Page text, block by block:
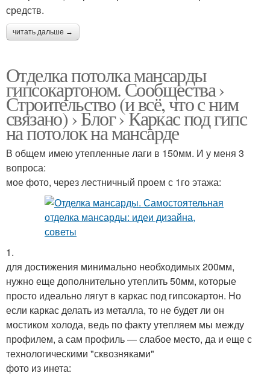
средств.
читать дальше →
Отделка потолка мансарды
гипсокартоном. Сообщества ›
Строительство (и всё, что с ним
связано) › Блог › Каркас под гипс
на потолок на мансарде
В общем имею утепленные лаги в 150мм. И у меня 3
вопроса:
мое фото, через лестничный проем с 1го этажа:
1.
для достижения минимально необходимых 200мм,
нужно еще дополнительно утеплить 50мм, которые
просто идеально лягут в каркас под гипсокартон. Но
если каркас делать из металла, то не будет ли он
мостиком холода, ведь по факту утепляем мы между
профилем, а сам профиль — слабое место, да и еще с
технологическими "сквозняками"
фото из инета: